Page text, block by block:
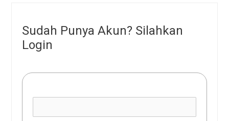
Sudah Punya Akun? Silahkan
Login